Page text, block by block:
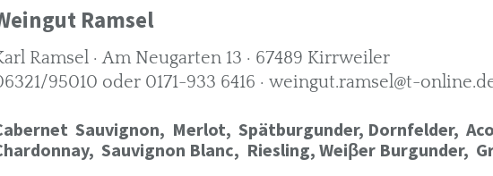
Ramsel
Ramsel · Am Neugarten 13 · 67489 Kirrweiler
95010 oder 0171-933 6416 · weingut.ramsel@t-
Sauvignon, Merlot, Spätburgunder, Dornfelder,
Sauvignon Blanc, Riesling, Weiβer Burgunder,